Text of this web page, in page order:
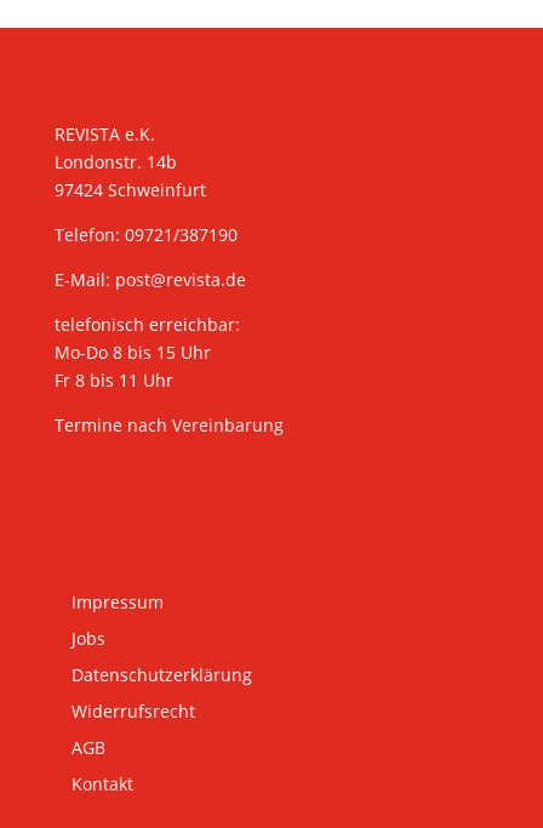
REVISTA e.K.
Londonstr. 14b
97424 Schweinfurt
Telefon: 09721/387190
E-Mail: post@revista.de
telefonisch erreichbar:
Mo-Do 8 bis 15 Uhr
Fr 8 bis 11 Uhr
Termine nach Vereinbarung
Impressum
Jobs
Datenschutzerklärung
Widerrufsrecht
AGB
Kontakt